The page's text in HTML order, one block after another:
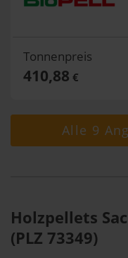
Tonnenpreis
410,88 €
Alle 9
Holzpellets
(PLZ 73349)